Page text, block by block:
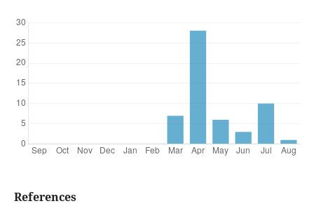
References